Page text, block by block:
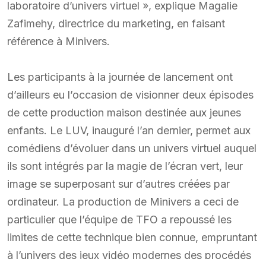
laboratoire d’univers virtuel », explique Magalie
Zafimehy, directrice du marketing, en faisant
référence à Minivers.
Les participants à la journée de lancement ont
d’ailleurs eu l’occasion de visionner deux épisodes
de cette production maison destinée aux jeunes
enfants. Le LUV, inauguré l’an dernier, permet aux
comédiens d’évoluer dans un univers virtuel auquel
ils sont intégrés par la magie de l’écran vert, leur
image se superposant sur d’autres créées par
ordinateur. La production de Minivers a ceci de
particulier que l’équipe de TFO a repoussé les
limites de cette technique bien connue, empruntant
à l’univers des jeux vidéo modernes des procédés